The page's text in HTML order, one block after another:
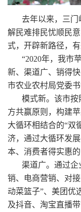
去年以来，三门
解民难排民忧顺民
式，开辟新路径，
“2020年，我市苹
新、渠道广、销得
市农业农村局党委
模式新。该市按
方共赢原则，构建
大循环相结合的“双
济，通过大循环发
本、消费者得实惠的
渠道广。通过企
销、电商营销、对
动菜篮子”、美团优
及抖音、淘宝直播带